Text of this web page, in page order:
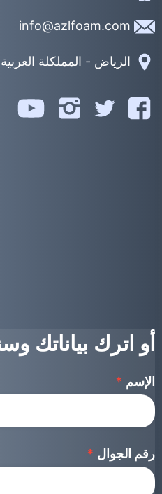
الرياض - المملكلة
تابعنا
تابعنا
تابعنا
أو اترك بياناتك
الإسم *
رقم الجوال *